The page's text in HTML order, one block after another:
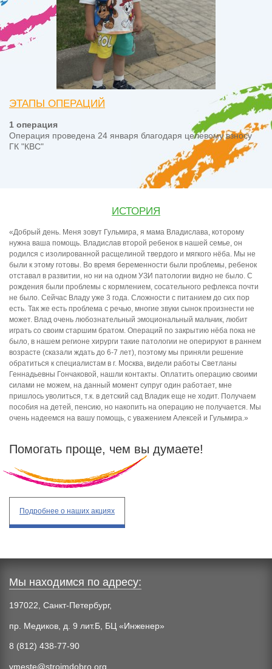
ЭТАПЫ ОПЕРАЦИЙ
1 операция
Операция проведена 24 января благодаря целевому взносу
ГК "КВС"
ИСТОРИЯ
«Добрый день. Меня зовут Гульмира, я мама Владислава, которому
нужна ваша помощь. Владислав второй ребенок в нашей семье, он
родился с изолированной расщелиной твердого и мягкого нёба. Мы не
были к этому готовы. Во время беременности были проблемы, ребенок
отставал в развитии, но ни на одном УЗИ патологии видно не было. С
рождения были проблемы с кормлением, сосательного рефлекса почти
не было. Сейчас Владу уже 3 года. Сложности с питанием до сих пор
есть. Так же есть проблема с речью, многие звуки сынок произнести не
может. Влад очень любознательный эмоциональный мальчик, любит
играть со своим старшим братом. Операций по закрытию нёба пока не
было, в нашем регионе хирурги такие патологии не оперируют в раннем
возрасте (сказали ждать до 6-7 лет), поэтому мы приняли решение
обратиться к специалистам в г. Москва, видели работы Светланы
Геннадьевны Гончаковой, нашли контакты. Оплатить операцию своими
силами не можем, на данный момент супруг один работает, мне
пришлось уволиться, т.к. в детский сад Владик еще не ходит. Получаем
пособия на детей, пенсию, но накопить на операцию не получается. Мы
очень надеемся на вашу помощь, с уважением Алексей и Гульмира.»
Помогать проще, чем вы думаете!
Подробнее о наших акциях
Мы находимся по адресу:
197022, Санкт-Петербург,
пр. Медиков, д. 9 лит.Б, БЦ «Инженер»
8 (812) 438-77-90
vmeste@stroimdobro.org